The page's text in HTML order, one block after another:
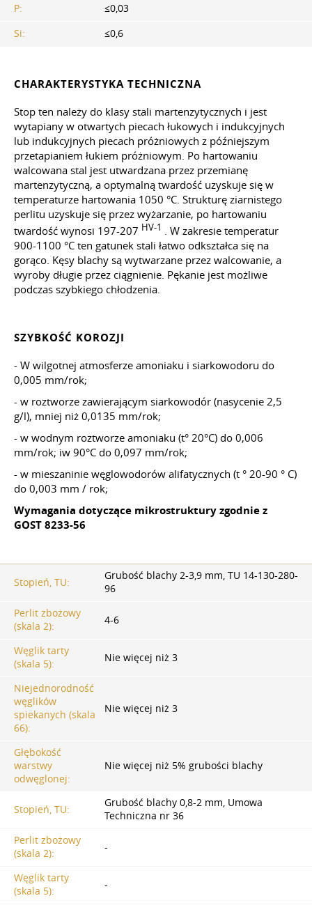
P:
≤0,03
Si:
≤0,6
CHARAKTERYSTYKA TECHNICZNA
Stop ten należy do klasy stali martenzytycznych i jest
wytapiany w otwartych piecach łukowych i indukcyjnych
lub indukcyjnych piecach próżniowych z późniejszym
przetapianiem łukiem próżniowym. Po hartowaniu
walcowana stal jest utwardzana przez przemianę
martenzytyczną, a optymalną twardość uzyskuje się w
temperaturze hartowania 1050 °C. Strukturę ziarnistego
perlitu uzyskuje się przez wyżarzanie, po hartowaniu
twardość wynosi 197-207 HV-1 . W zakresie temperatur
900-1100 °C ten gatunek stali łatwo odkształca się na
gorąco. Kęsy blachy są wytwarzane przez walcowanie, a
wyroby długie przez ciągnienie. Pękanie jest możliwe
podczas szybkiego chłodzenia.
SZYBKOŚĆ KOROZJI
- W wilgotnej atmosferze amoniaku i siarkowodoru do
0,005 mm/rok;
- w roztworze zawierającym siarkowodór (nasycenie 2,5
g/l), mniej niż 0,0135 mm/rok;
- w wodnym roztworze amoniaku (t° 20°C) do 0,006
mm/rok; iw 90°C do 0,097 mm/rok;
- w mieszaninie węglowodorów alifatycznych (t ° 20-90 ° C)
do 0,003 mm / rok;
Wymagania dotyczące mikrostruktury zgodnie z
GOST 8233-56
Stopień, TU:
Grubość blachy 2-3,9 mm, TU 14-130-280-
96
Perlit zbożowy
(skala 2):
4-6
Węglik tarty
(skala 5):
Nie więcej niż 3
Niejednorodność
węglików
spiekanych (skala
66):
Nie więcej niż 3
Głębokość
warstwy
odwęglonej:
Nie więcej niż 5% grubości blachy
Stopień, TU:
Grubość blachy 0,8-2 mm, Umowa
Techniczna nr 36
Perlit zbożowy
(skala 2):
-
Węglik tarty
(skala 5):
-